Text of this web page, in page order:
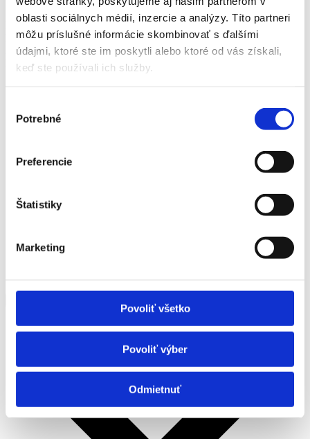
oblasti sociálnych médií, inzercie a analýzy. Títo partneri
môžu príslušné informácie skombinovať s ďalšími
údajmi, ktoré ste im poskytli alebo ktoré od vás získali,
keď ste používali ich služby.
súhlasu
Potrebné
Preferencie
Štatistiky
Marketing
Povoliť všetko
Povoliť výber
Odmietnuť
Prednáška: Tomáš Slovinský – Cesty za hviezdami »
Pozývame Vás na komentovanú prehliadku výstavy Múzeum
hodnôt – Obrazová správa o Slovensku, ktorá sa uskutoční 17. 6.
2026 o 17.00 vo Východoslovenskej galérii na Alžbetinej 22 v
Košiciach.Vstupné: 5€